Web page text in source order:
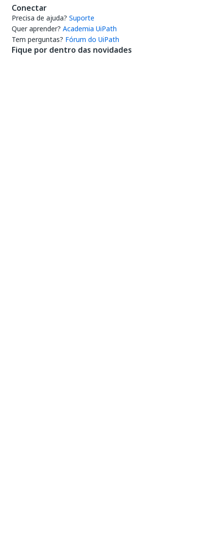
Conectar
Precisa de ajuda? Suporte
Quer aprender? Academia UiPath
Tem perguntas? Fórum do UiPath
Fique por dentro das novidades